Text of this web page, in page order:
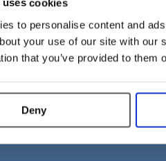
cookies
to personalise content and
your use of our site with
that you’ve provided to
Deny